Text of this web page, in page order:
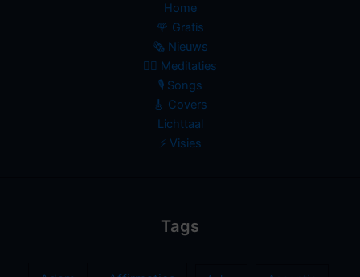
Home
🌹 Gratis
🗞️ Nieuws
🧘‍♀️ Meditaties
🎙 Songs
🎸 Covers
Lichttaal
⚡️ Visies
Tags